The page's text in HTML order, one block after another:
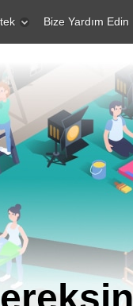
Bize Yardım Edin